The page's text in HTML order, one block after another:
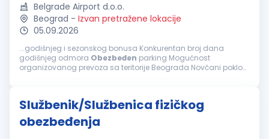
Belgrade Airport d.o.o.
Beograd - Izvan pretražene lokacije
05.09.2026
...godišnjeg i sezonskog bonusa Konkurentan broj dana
godišnjeg odmora Obezbeđen parking Mogućnost
organizovanog prevoza sa teritorije Beograda Novčani pokloni
Jubilarne nagrade i solidarna pomoć Beskamatna pozajmica
Prednost imaju kandidati koji poseduju Licencu za vršenje
poslova službenika privatnog obezbeđenja u skladu sa
Zakonom o privatnom obezbeđivanju (sa ili bez nošenja oružja
Službenik/Službenica fizičkog
obezbeđenja